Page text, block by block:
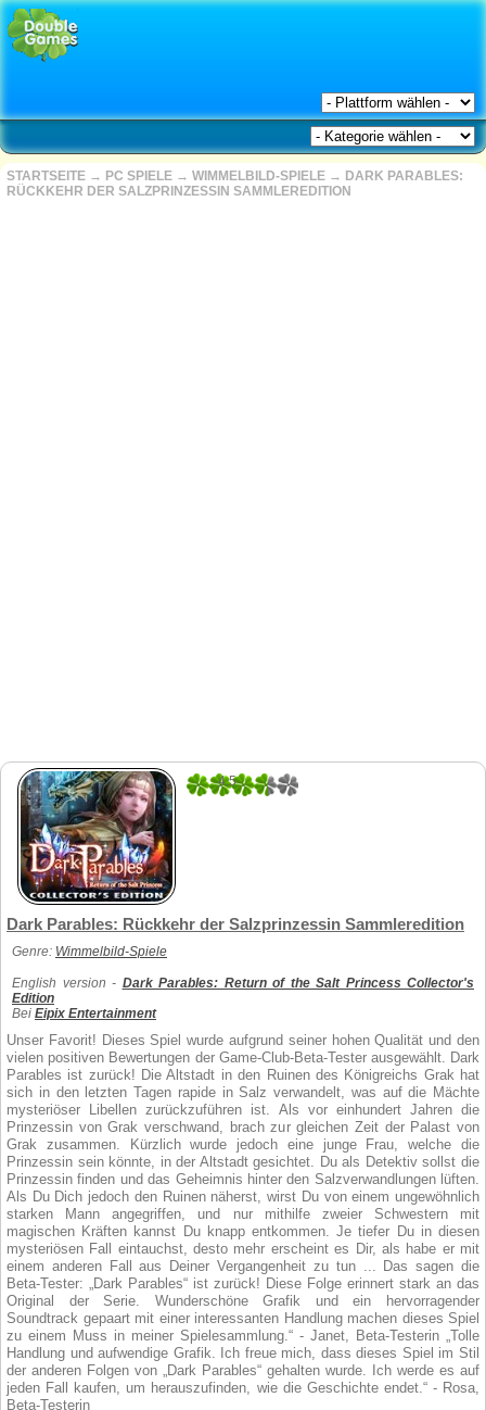
STARTSEITE → PC SPIELE → WIMMELBILD-SPIELE → DARK PARABLES:
RÜCKKEHR DER SALZPRINZESSIN SAMMLEREDITION
4.5
Dark Parables: Rückkehr der Salzprinzessin Sammleredition
Genre: Wimmelbild-Spiele
English version - Dark Parables: Return of the Salt Princess Collector's
Edition
Bei Eipix Entertainment
Unser Favorit! Dieses Spiel wurde aufgrund seiner hohen Qualität und den
vielen positiven Bewertungen der Game-Club-Beta-Tester ausgewählt. Dark
Parables ist zurück! Die Altstadt in den Ruinen des Königreichs Grak hat
sich in den letzten Tagen rapide in Salz verwandelt, was auf die Mächte
mysteriöser Libellen zurückzuführen ist. Als vor einhundert Jahren die
Prinzessin von Grak verschwand, brach zur gleichen Zeit der Palast von
Grak zusammen. Kürzlich wurde jedoch eine junge Frau, welche die
Prinzessin sein könnte, in der Altstadt gesichtet. Du als Detektiv sollst die
Prinzessin finden und das Geheimnis hinter den Salzverwandlungen lüften.
Als Du Dich jedoch den Ruinen näherst, wirst Du von einem ungewöhnlich
starken Mann angegriffen, und nur mithilfe zweier Schwestern mit
magischen Kräften kannst Du knapp entkommen. Je tiefer Du in diesen
mysteriösen Fall eintauchst, desto mehr erscheint es Dir, als habe er mit
einem anderen Fall aus Deiner Vergangenheit zu tun ... Das sagen die
Beta-Tester: „Dark Parables“ ist zurück! Diese Folge erinnert stark an das
Original der Serie. Wunderschöne Grafik und ein hervorragender
Soundtrack gepaart mit einer interessanten Handlung machen dieses Spiel
zu einem Muss in meiner Spielesammlung.“ - Janet, Beta-Testerin „Tolle
Handlung und aufwendige Grafik. Ich freue mich, dass dieses Spiel im Stil
der anderen Folgen von „Dark Parables“ gehalten wurde. Ich werde es auf
jeden Fall kaufen, um herauszufinden, wie die Geschichte endet.“ - Rosa,
Beta-Testerin